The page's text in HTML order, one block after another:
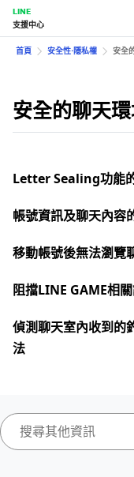
LINE
支援中心
首頁 安全性⋅隱私權 安全
安全的聊天
Letter Sealing功能
帳號資訊及聊天內容
移動帳號後無法瀏覽
阻擋LINE GAME相
偵測聊天室內收到的
法